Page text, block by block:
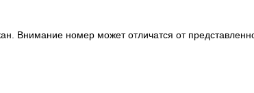
Внимание номер может отличатся от